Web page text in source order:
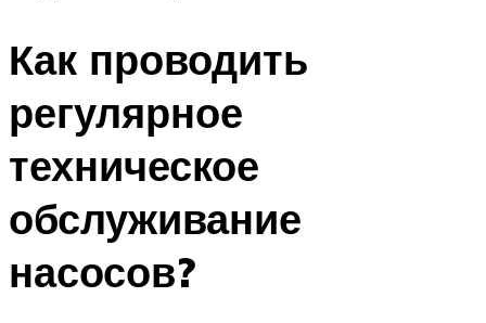
Как проводить
регулярное
техническое
обслуживание
насосов?